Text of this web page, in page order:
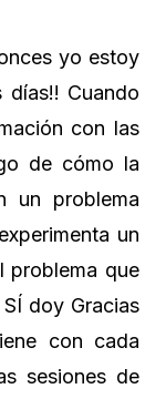
yo estoy
días!! Cuando
con las
de cómo la
un problema
un
problema que
doy Gracias
con cada
sesiones de